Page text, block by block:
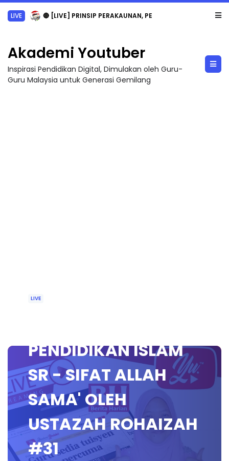
LIVE 🔴 [LIVE] PRINSIP PERAKAUNAN, PECUT SKOR SOALAN 1 TRIAL OLEH CIKGU WAN...
Akademi Youtuber
Inspirasi Pendidikan Digital, Dimulakan oleh Guru-
Guru Malaysia untuk Generasi Gemilang
LIVE
PENDIDIKAN ISLAM
SR - SIFAT ALLAH
SAMA' OLEH
USTAZAH ROHAIZAH
#31